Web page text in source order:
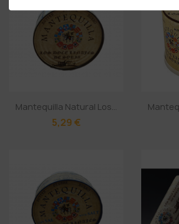
Mantequilla Natural Los...
5,29 €